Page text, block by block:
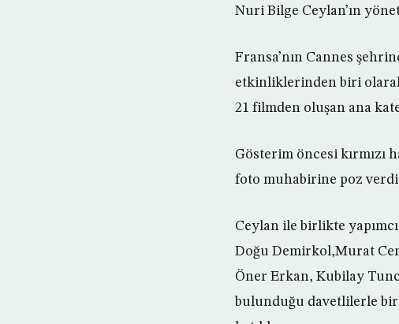
Nuri Bilge Ceylan’ın
Fransa’nın Cannes
etkinliklerinden biri
21 filmden oluşan ana
Gösterim öncesi kırmızı
foto muhabirine poz
Ceylan ile birlikte
Doğu Demirkol,Murat
Öner Erkan, Kubilay
bulunduğu davetlilerle